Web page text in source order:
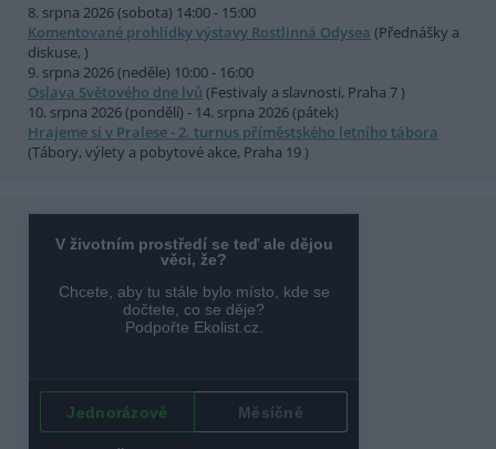
8. srpna 2026 (sobota) 14:00 - 15:00
Komentované prohlídky výstavy Rostlinná Odysea (Přednášky a
diskuse, )
9. srpna 2026 (neděle) 10:00 - 16:00
Oslava Světového dne lvů (Festivaly a slavnosti, Praha 7 )
10. srpna 2026 (pondělí) - 14. srpna 2026 (pátek)
Hrajeme si v Pralese - 2. turnus příměstského letního tábora
(Tábory, výlety a pobytové akce, Praha 19 )